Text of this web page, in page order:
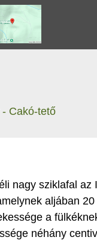
- Cakó-tető
nagy sziklafal az
aljában
a
néhány